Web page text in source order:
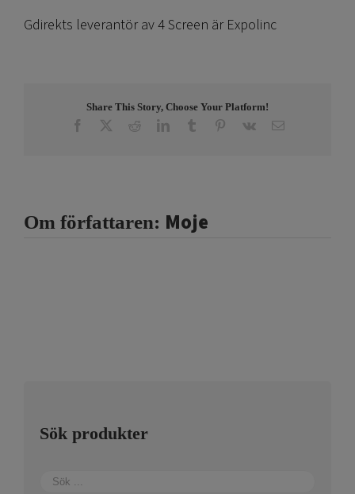
Gdirekts leverantör av 4 Screen är Expolinc
Share This Story, Choose Your Platform!
Facebook RedditLinkedInTumblr Pinterest
Vk E-
Om författaren: Moje
Sök produkter